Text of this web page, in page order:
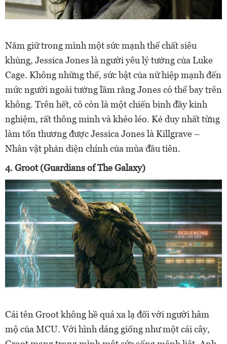
Nắm giữ trong mình một sức mạnh thể chất siêu
khủng, Jessica Jones là người yêu lý tưởng của Luke
Cage. Không những thế, sức bật của nữ hiệp mạnh đến
mức người ngoài tưởng lầm rằng Jones có thể bay trên
không. Trên hết, cô còn là một chiến binh đầy kinh
nghiệm, rất thông minh và khéo léo. Kẻ duy nhất từng
làm tổn thương được Jessica Jones là Killgrave –
Nhân vật phản diện chính của mùa đầu tiên.
4. Groot (Guardians of The Galaxy)
Cái tên Groot không hề quá xa lạ đối với người hâm
mộ của MCU. Với hình dáng giống như một cái cây,